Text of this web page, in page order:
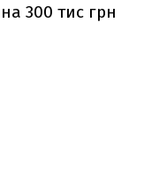
на 300 тис грн